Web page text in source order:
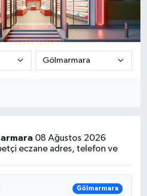
08 Ağustos 2026
eczane adres, telefon ve
Gölmarmara